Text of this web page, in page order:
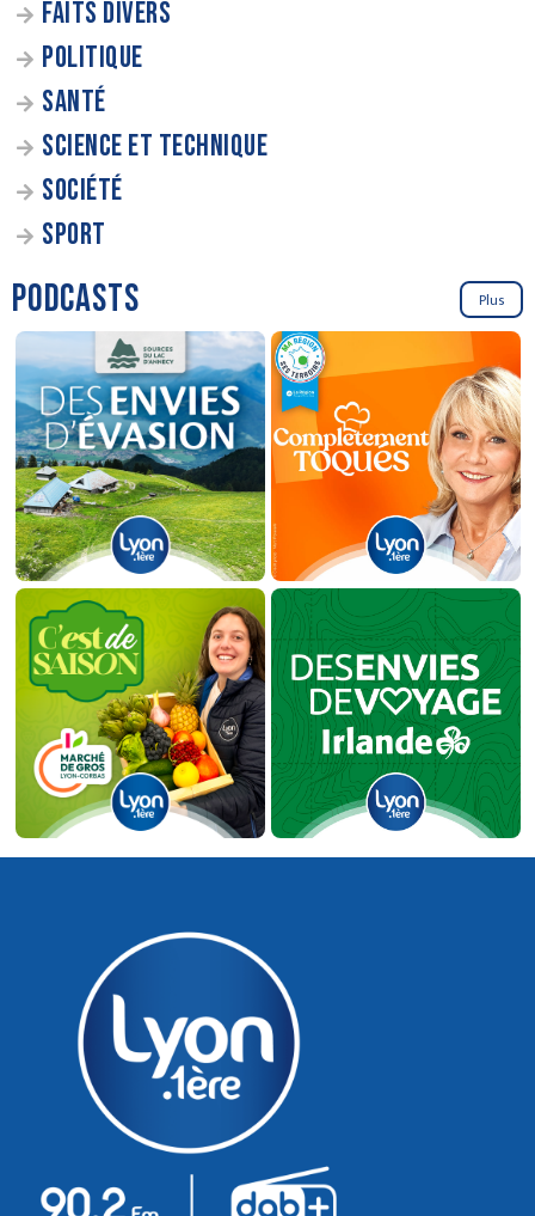
FAITS DIVERS
POLITIQUE
SANTÉ
SCIENCE ET TECHNIQUE
SOCIÉTÉ
SPORT
PODCASTS Plus